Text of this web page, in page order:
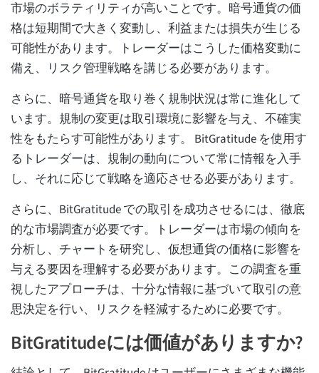
市場のボラティリティが高いことです。暗号通貨の価
格は短期間で大きく変動し、利益または損失が生じる
可能性があります。トレーダーはこうした価格変動に
備え、リスク管理戦略を講じる必要があります。
さらに、暗号通貨を取り巻く規制状況は常に進化して
います。規制の変更は取引環境に影響を与え、不確実
性をもたらす可能性があります。 BitGratitude を使用す
るトレーダーは、規制の動向について常に情報を入手
し、それに応じて戦略を適応させる必要があります。
さらに、BitGratitude での取引を成功させるには、徹底
的な市場調査が必要です。トレーダーは市場の傾向を
分析し、チャートを研究し、仮想通貨の価格に影響を
与える要因を理解する必要があります。この調査を重
視したアプローチは、十分な情報に基づいて取引の意
思決定を行い、リスクを軽減するために必要です。
BitGratitudeには価値がありますか?